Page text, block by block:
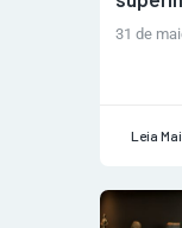
31 de
Leia